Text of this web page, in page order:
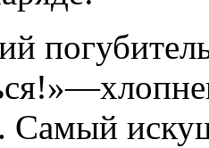
Самый